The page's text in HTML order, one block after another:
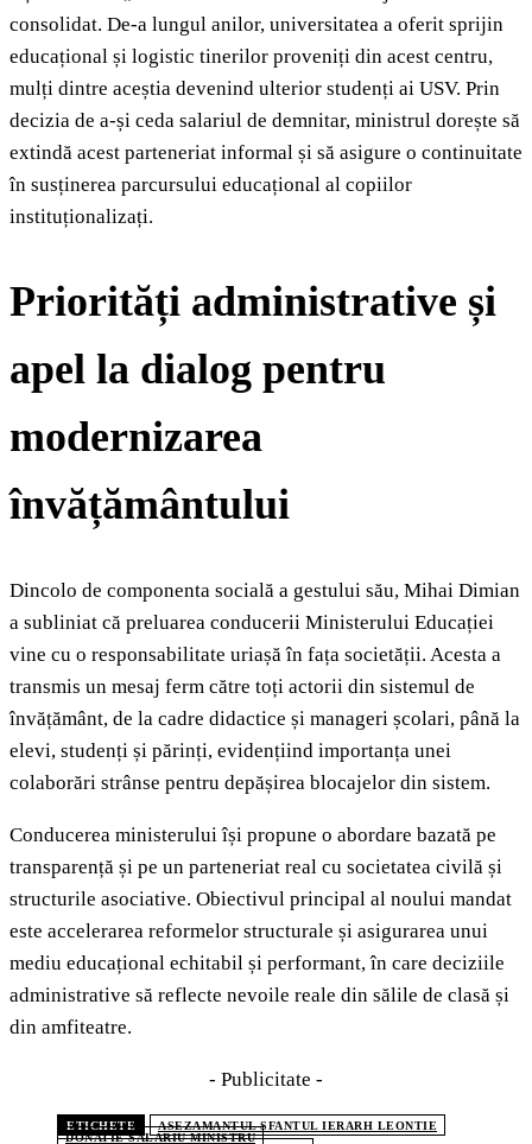
consolidat. De-a lungul anilor, universitatea a oferit sprijin
educațional și logistic tinerilor proveniți din acest centru,
mulți dintre aceștia devenind ulterior studenți ai USV. Prin
decizia de a-și ceda salariul de demnitar, ministrul dorește să
extindă acest parteneriat informal și să asigure o continuitate
în susținerea parcursului educațional al copiilor
instituționalizați.
Priorități administrative și
apel la dialog pentru
modernizarea
învățământului
Dincolo de componenta socială a gestului său, Mihai Dimian
a subliniat că preluarea conducerii Ministerului Educației
vine cu o responsabilitate uriașă în fața societății. Acesta a
transmis un mesaj ferm către toți actorii din sistemul de
învățământ, de la cadre didactice și manageri școlari, până la
elevi, studenți și părinți, evidențiind importanța unei
colaborări strânse pentru depășirea blocajelor din sistem.
Conducerea ministerului își propune o abordare bazată pe
transparență și pe un parteneriat real cu societatea civilă și
structurile asociative. Obiectivul principal al noului mandat
este accelerarea reformelor structurale și asigurarea unui
mediu educațional echitabil și performant, în care deciziile
administrative să reflecte nevoile reale din sălile de clasă și
din amfiteatre.
- Publicitate -
ETICHETE
ASEZAMANTUL SFANTUL IERARH LEONTIE
DONATIE SALARIU MINISTRU